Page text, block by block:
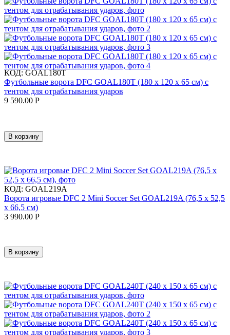
КОД: GOAL180T
Футбольные ворота DFC GOAL180T (180 х 120 х 65 см) с
тентом для отрабатывания ударов
9 590.00 Р
В корзину
КОД: GOAL219A
Ворота игровые DFC 2 Mini Soccer Set GOAL219A (76,5 х 52,5
х 66,5 см)
3 990.00 Р
В корзину